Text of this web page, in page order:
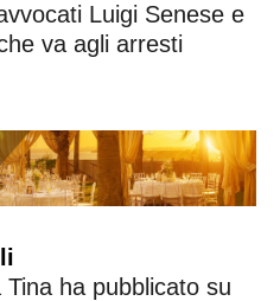
Luigi Senese e
va agli arresti
ha pubblicato su